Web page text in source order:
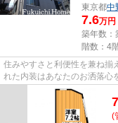
東京都中
7.6万円
築年数：
階数：4
住みやすさと利便性を兼ね揃
れた内装はあなたのお洒落心
な環境でお洒落マンションで
(